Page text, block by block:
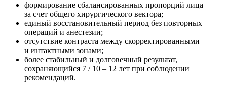
формирование сбалансированных пропорций лица
за счет общего хирургического вектора;
единый восстановительный период без повторных
операций и анестезии;
отсутствие контраста между скорректированными
и интактными зонами;
более стабильный и долговечный результат,
сохраняющийся 7 / 10 – 12 лет при соблюдении
рекомендаций.